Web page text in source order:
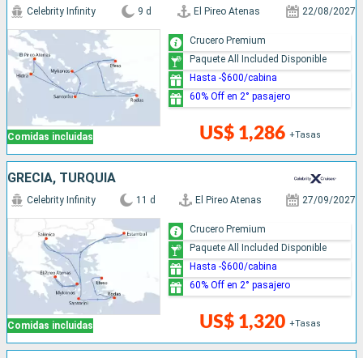
Comidas incluidas
Celebrity Infinity 9 d El Pireo Atenas 22/08/2027
US$ 1,286 +Tasas
Crucero Premium
Paquete All Included Disponible
Hasta -$600/cabina
60% Off en 2° pasajero
GRECIA, TURQUÍA
Comidas incluidas
Celebrity Infinity 11 d El Pireo Atenas 27/09/2027
US$ 1,320 +Tasas
Crucero Premium
Paquete All Included Disponible
Hasta -$600/cabina
60% Off en 2° pasajero